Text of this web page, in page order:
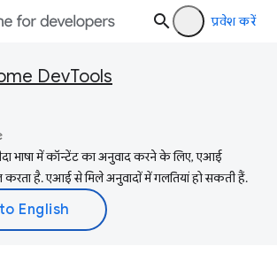
प्रवेश करें
DevTools
भाषा में कॉन्टेंट का अनुवाद करने के लिए, एआई
करता है. एआई से मिले अनुवादों में गलतियां हो सकती हैं.